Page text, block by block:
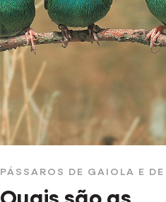
PÁSSAROS DE GAIOLA E